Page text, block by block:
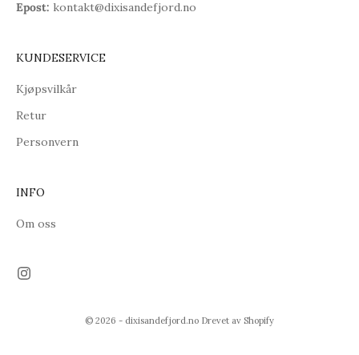
Epost: kontakt@dixisandefjord.no
KUNDESERVICE
Kjøpsvilkår
Retur
Personvern
INFO
Om oss
© 2026 - dixisandefjord.no Drevet av Shopify